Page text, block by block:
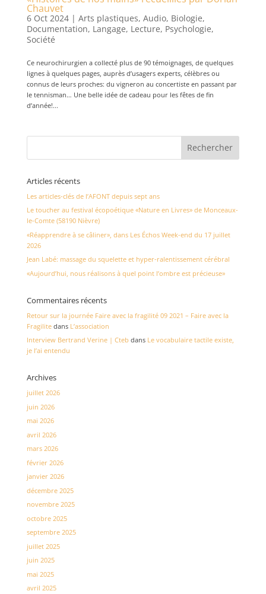
Chauvet
6 Oct 2024| Arts plastiques, Audio, Biologie,
Documentation, Langage, Lecture, Psychologie,
Société
Ce neurochirurgien a collecté plus de 90 témoignages, de quelques
lignes à quelques pages, auprès d’usagers experts, célèbres ou
connus de leurs proches: du vigneron au concertiste en passant par
le tennisman… Une belle idée de cadeau pour les fêtes de fin
d’année!...
Articles récents
Les articles-clés de l’AFONT depuis sept ans
Le toucher au festival écopoétique «Nature en Livres» de Monceaux-
le-Comte (58190 Nièvre)
«Réapprendre à se câliner», dans Les Échos Week-end du 17 juillet
2026
Jean Labé: massage du squelette et hyper-ralentissement cérébral
«Aujourd’hui, nous réalisons à quel point l’ombre est précieuse»
Commentaires récents
Retour sur la journée Faire avec la fragilité 09 2021 – Faire avec la
Fragilitedans L’association
Interview Bertrand Verine | Cteb dans Le vocabulaire tactile existe,
je l’ai entendu
Archives
juillet 2026
juin 2026
mai 2026
avril 2026
mars 2026
février 2026
janvier 2026
décembre 2025
novembre 2025
octobre 2025
septembre 2025
juillet 2025
juin 2025
mai 2025
avril 2025